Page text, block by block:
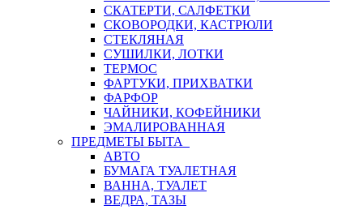
СКАТЕРТИ, САЛФЕТКИ
СКОВОРОДКИ, КАСТРЮЛИ
СТЕКЛЯНАЯ
СУШИЛКИ, ЛОТКИ
ТЕРМОС
ФАРТУКИ, ПРИХВАТКИ
ФАРФОР
ЧАЙНИКИ, КОФЕЙНИКИ
ЭМАЛИРОВАННАЯ
ПРЕДМЕТЫ БЫТА
АВТО
БУМАГА ТУАЛЕТНАЯ
ВАННА, ТУАЛЕТ
ВЕДРА, ТАЗЫ